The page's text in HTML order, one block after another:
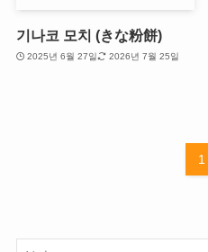
기나코 모치 (きな粉餅)
2025년 6월 27일 2026년 7월 25일
1